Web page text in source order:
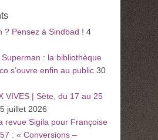
? Pensez à Sindbad ! 4
: la bibliothèque
s’ouvre enfin au public 30
VIVES | Sète, du 17 au 25
juillet 2026
revue Sigila pour Françoise
: « Conversions –